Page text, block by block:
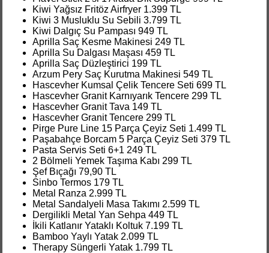
Kiwi Yağsız Fritöz Airfryer 1.399 TL
Kiwi 3 Musluklu Su Sebili 3.799 TL
Kiwi Dalgıç Su Pampası 949 TL
Aprilla Saç Kesme Makinesi 249 TL
Aprilla Su Dalgası Maşası 459 TL
Aprilla Saç Düzleştirici 199 TL
Arzum Pery Saç Kurutma Makinesi 549 TL
Hascevher Kumsal Çelik Tencere Seti 699 TL
Hascevher Granit Karnıyarık Tencere 299 TL
Hascevher Granit Tava 149 TL
Hascevher Granit Tencere 299 TL
Pirge Pure Line 15 Parça Çeyiz Seti 1.499 TL
Paşabahçe Borcam 5 Parça Çeyiz Seti 379 TL
Pasta Servis Seti 6+1 249 TL
2 Bölmeli Yemek Taşıma Kabı 299 TL
Şef Bıçağı 79,90 TL
Sinbo Termos 179 TL
Metal Ranza 2.999 TL
Metal Sandalyeli Masa Takımı 2.599 TL
Dergilikli Metal Yan Sehpa 449 TL
İkili Katlanır Yataklı Koltuk 7.199 TL
Bamboo Yaylı Yatak 2.099 TL
Therapy Süngerli Yatak 1.799 TL